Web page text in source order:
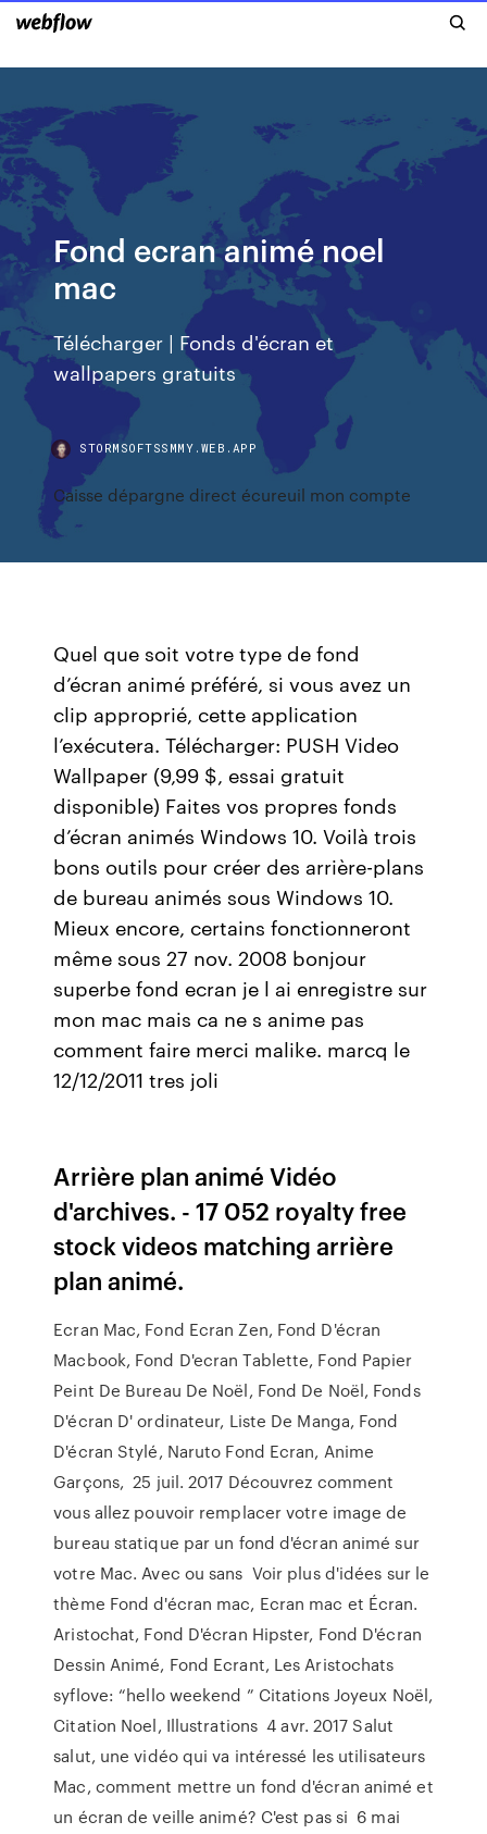
Fond ecran animé noel
mac
Télécharger | Fonds d'écran et
wallpapers gratuits
STORMSOFTSSMMY.WEB.APP
Caisse dépargne direct écureuil mon compte
Quel que soit votre type de fond
d’écran animé préféré, si vous avez un
clip approprié, cette application
l’exécutera. Télécharger: PUSH Video
Wallpaper (9,99 $, essai gratuit
disponible) Faites vos propres fonds
d’écran animés Windows 10. Voilà trois
bons outils pour créer des arrière-plans
de bureau animés sous Windows 10.
Mieux encore, certains fonctionneront
même sous 27 nov. 2008 bonjour
superbe fond ecran je l ai enregistre sur
mon mac mais ca ne s anime pas
comment faire merci malike. marcq le
12/12/2011 tres joli
Arrière plan animé Vidéo
d'archives. - 17 052 royalty free
stock videos matching arrière
plan animé.
Ecran Mac, Fond Ecran Zen, Fond D'écran
Macbook, Fond D'ecran Tablette, Fond Papier
Peint De Bureau De Noël, Fond De Noël, Fonds
D'écran D' ordinateur, Liste De Manga, Fond
D'écran Stylé, Naruto Fond Ecran, Anime
Garçons, 25 juil. 2017 Découvrez comment
vous allez pouvoir remplacer votre image de
bureau statique par un fond d'écran animé sur
votre Mac. Avec ou sans Voir plus d'idées sur le
thème Fond d'écran mac, Ecran mac et Écran.
Aristochat, Fond D'écran Hipster, Fond D'écran
Dessin Animé, Fond Ecrant, Les Aristochats
syflove: “hello weekend ” Citations Joyeux Noël,
Citation Noel, Illustrations 4 avr. 2017 Salut
salut, une vidéo qui va intéressé les utilisateurs
Mac, comment mettre un fond d'écran animé et
un écran de veille animé? C'est pas si 6 mai